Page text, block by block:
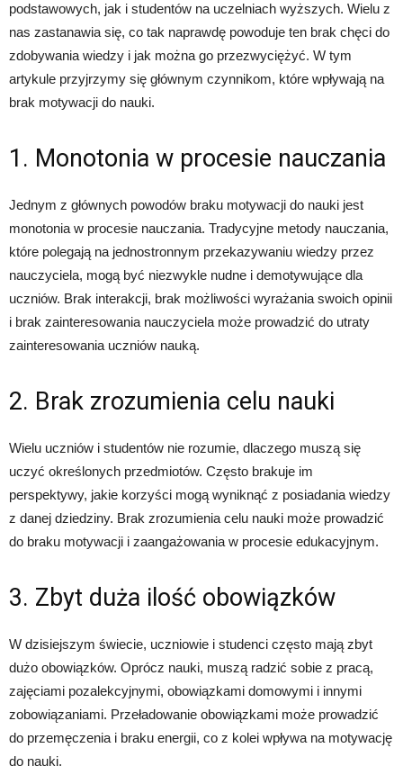
podstawowych, jak i studentów na uczelniach wyższych. Wielu z
nas zastanawia się, co tak naprawdę powoduje ten brak chęci do
zdobywania wiedzy i jak można go przezwyciężyć. W tym
artykule przyjrzymy się głównym czynnikom, które wpływają na
brak motywacji do nauki.
1. Monotonia w procesie nauczania
Jednym z głównych powodów braku motywacji do nauki jest
monotonia w procesie nauczania. Tradycyjne metody nauczania,
które polegają na jednostronnym przekazywaniu wiedzy przez
nauczyciela, mogą być niezwykle nudne i demotywujące dla
uczniów. Brak interakcji, brak możliwości wyrażania swoich opinii
i brak zainteresowania nauczyciela może prowadzić do utraty
zainteresowania uczniów nauką.
2. Brak zrozumienia celu nauki
Wielu uczniów i studentów nie rozumie, dlaczego muszą się
uczyć określonych przedmiotów. Często brakuje im
perspektywy, jakie korzyści mogą wyniknąć z posiadania wiedzy
z danej dziedziny. Brak zrozumienia celu nauki może prowadzić
do braku motywacji i zaangażowania w procesie edukacyjnym.
3. Zbyt duża ilość obowiązków
W dzisiejszym świecie, uczniowie i studenci często mają zbyt
dużo obowiązków. Oprócz nauki, muszą radzić sobie z pracą,
zajęciami pozalekcyjnymi, obowiązkami domowymi i innymi
zobowiązaniami. Przeładowanie obowiązkami może prowadzić
do przemęczenia i braku energii, co z kolei wpływa na motywację
do nauki.